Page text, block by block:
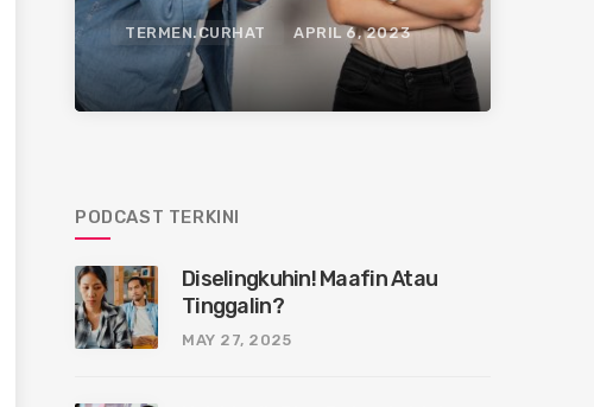
TERMEN.CURHAT APRIL 6, 2023
PODCAST TERKINI
Diselingkuhin! Maafin Atau
Tinggalin?
MAY 27, 2025